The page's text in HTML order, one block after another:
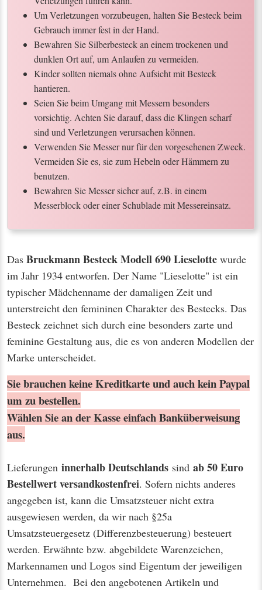
Um Verletzungen vorzubeugen, halten Sie Besteck beim
Gebrauch immer fest in der Hand.
Bewahren Sie Silberbesteck an einem trockenen und
dunklen Ort auf, um Anlaufen zu vermeiden.
Kinder sollten niemals ohne Aufsicht mit Besteck
hantieren.
Seien Sie beim Umgang mit Messern besonders
vorsichtig. Achten Sie darauf, dass die Klingen scharf
sind und Verletzungen verursachen können.
Verwenden Sie Messer nur für den vorgesehenen Zweck.
Vermeiden Sie es, sie zum Hebeln oder Hämmern zu
benutzen.
Bewahren Sie Messer sicher auf, z.B. in einem
Messerblock oder einer Schublade mit Messereinsatz.
Das Bruckmann Besteck Modell 690 Lieselotte wurde
im Jahr 1934 entworfen. Der Name "Lieselotte" ist ein
typischer Mädchenname der damaligen Zeit und
unterstreicht den femininen Charakter des Bestecks. Das
Besteck zeichnet sich durch eine besonders zarte und
feminine Gestaltung aus, die es von anderen Modellen der
Marke unterscheidet.
Sie brauchen keine Kreditkarte und auch kein Paypal
um zu bestellen.
Wählen Sie an der Kasse einfach Banküberweisung
aus.
Lieferungen innerhalb Deutschlands sind ab 50 Euro
Bestellwertversandkostenfrei. Sofern nichts anderes
angegeben ist, kann die Umsatzsteuer nicht extra
ausgewiesen werden, da wir nach §25a
Umsatzsteuergesetz (Differenzbesteuerung) besteuert
werden. Erwähnte bzw. abgebildete Warenzeichen,
Markennamen und Logos sind Eigentum der jeweiligen
Unternehmen. Bei den angebotenen Artikeln und